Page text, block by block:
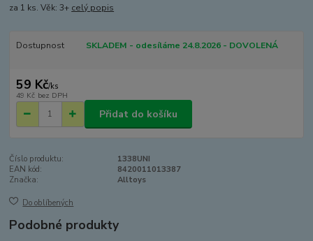
za 1 ks. Věk: 3+ celý popis
Dostupnost SKLADEM - odesíláme 24.8.2026 - DOVOLENÁ
59 Kč/ks
49 Kč bez DPH
Přidat do košíku
Číslo produktu:
1338UNI
EAN kód:
8420011013387
Značka:
Alltoys
Do oblíbených
Podobné produkty